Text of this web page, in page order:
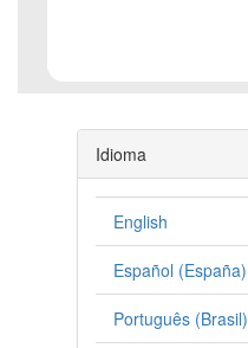
Idioma
English
Español (España)
Português (Brasil)